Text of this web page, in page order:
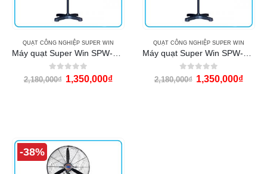
QUẠT CÔNG NGHIỆP SUPER WIN
0out of 5
2,180,000₫ 1,350,000₫
QUẠT CÔNG NGHIỆP SUPER WIN
0out of 5
2,180,000₫ 1,350,000₫
-38%